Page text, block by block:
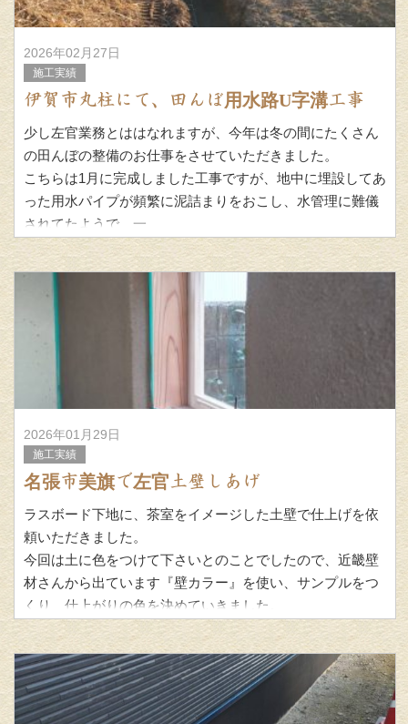
2026年02月27日
施工実績
伊賀市丸柱にて、田んぼ用水路U字溝工事
少し左官業務とははなれますが、今年は冬の間にたくさん
の田んぼの整備のお仕事をさせていただきました。
こちらは1月に完成しました工事ですが、地中に埋設してあ
った用水パイプが頻繁に泥詰まりをおこし、水管理に難儀
されてたようで、一
2026年01月29日
施工実績
名張市美旗で左官土壁しあげ
ラスボード下地に、茶室をイメージした土壁で仕上げを依
頼いただきました。
今回は土に色をつけて下さいとのことでしたので、近畿壁
材さんから出ています『壁カラー』を使い、サンプルをつ
くり、仕上がりの色を決めていきました。